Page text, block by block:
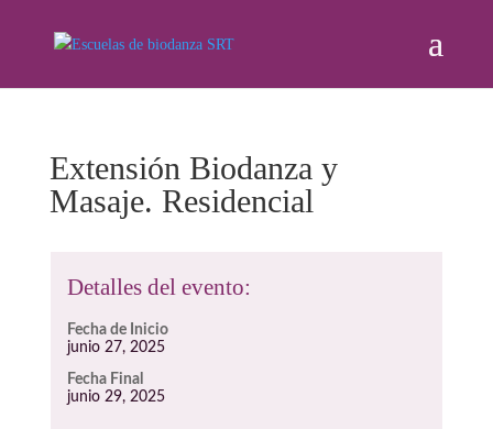
Extensión Biodanza y
Masaje. Residencial
Detalles del evento:
Fecha de Inicio
junio 27, 2025
Fecha Final
junio 29, 2025